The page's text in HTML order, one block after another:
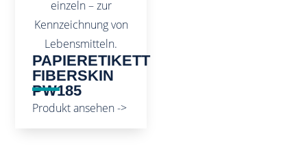
PAPIERETIKETT
FIBERSKIN
PW185
Produkt ansehen ->